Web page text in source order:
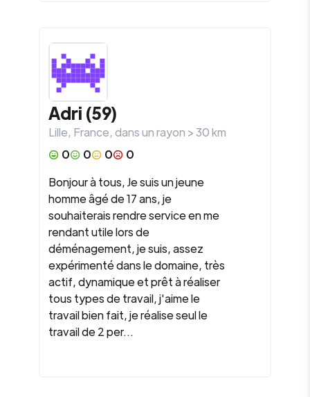
Adri (59)
Lille, France, dans un rayon >30km
0
0 0
0
Bonjour à tous, Je suis un jeune
homme âgé de 17 ans, je
souhaiterais rendre service en me
rendant utile lors de
déménagement, je suis, assez
expérimenté dans le domaine, très
actif, dynamique et prêt à réaliser
tous types de travail, j'aime le
travail bien fait, je réalise seul le
travail de 2 per...